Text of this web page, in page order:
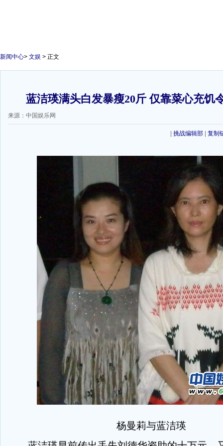
新闻中心> 文娱 > 正文
蓝洁瑛满头白发暴瘦20斤 仅靠菜心充饥
来源：中国娱乐网
挑战编辑部 复制
杨曼莉与蓝洁瑛